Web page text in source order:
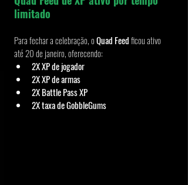
limitado
Para fechar a celebração, o Quad Feed ficou ativo
até 20 de janeiro, oferecendo:
2X XP de jogador
2X XP de armas
2X Battle Pass XP
2X taxa de GobbleGums